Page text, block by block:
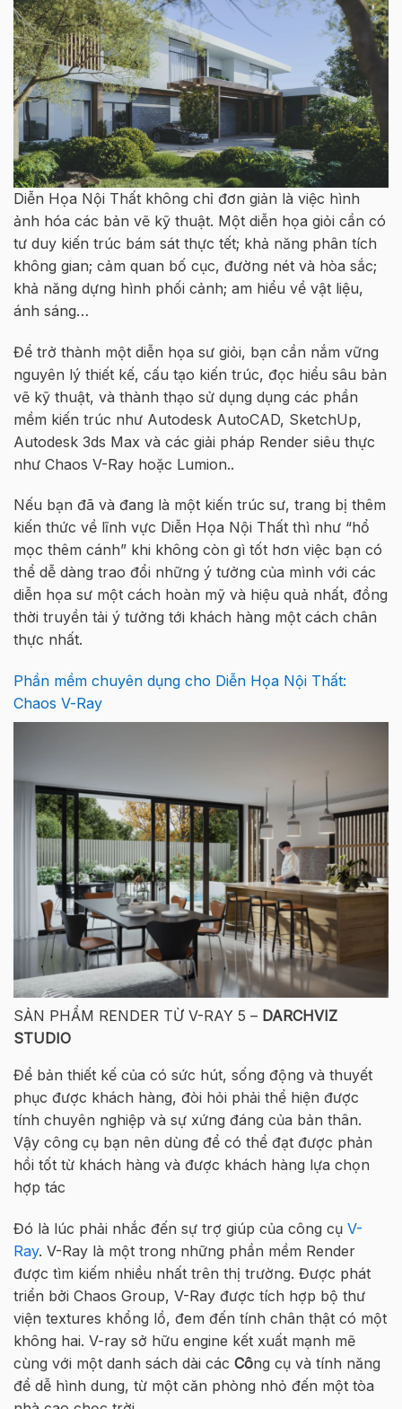
Diễn Họa Nội Thất không chỉ đơn giản là việc hình
ảnh hóa các bản vẽ kỹ thuật. Một diễn họa giỏi cần có
tư duy kiến trúc bám sát thực tết; khả năng phân tích
không gian; cảm quan bố cục, đường nét và hòa sắc;
khả năng dựng hình phối cảnh; am hiểu về vật liệu,
ánh sáng…
Để trở thành một diễn họa sư giỏi, bạn cần nắm vững
nguyên lý thiết kế, cấu tạo kiến trúc, đọc hiểu sâu bản
vẽ kỹ thuật, và thành thạo sử dụng dụng các phần
mềm kiến trúc như Autodesk AutoCAD, SketchUp,
Autodesk 3ds Max và các giải pháp Render siêu thực
như Chaos V-Ray hoặc Lumion..
Nếu bạn đã và đang là một kiến trúc sư, trang bị thêm
kiến thức về lĩnh vực Diễn Họa Nội Thất thì như “hổ
mọc thêm cánh” khi không còn gì tốt hơn việc bạn có
thể dễ dàng trao đổi những ý tưởng của mình với các
diễn họa sư một cách hoàn mỹ và hiệu quả nhất, đồng
thời truyền tải ý tưởng tới khách hàng một cách chân
thực nhất.
Phần mềm chuyên dụng cho Diễn Họa Nội Thất:
Chaos V-Ray
SẢN PHẨM RENDER TỪ V-RAY 5 – DARCHVIZ
STUDIO
Để bản thiết kế của có sức hút, sống động và thuyết
phục được khách hàng, đòi hỏi phải thể hiện được
tính chuyên nghiệp và sự xứng đáng của bản thân.
Vậy công cụ bạn nên dùng để có thể đạt được phản
hồi tốt từ khách hàng và được khách hàng lựa chọn
hợp tác
Đó là lúc phải nhắc đến sự trợ giúp của công cụ V-
Ray. V-Ray là một trong những phần mềm Render
được tìm kiếm nhiều nhất trên thị trường. Được phát
triển bởi Chaos Group, V-Ray được tích hợp bộ thư
viện textures khổng lồ, đem đến tính chân thật có một
không hai. V-ray sở hữu engine kết xuất mạnh mẽ
cùng với một danh sách dài các Công cụ và tính năng
để dễ hình dung, từ một căn phòng nhỏ đến một tòa